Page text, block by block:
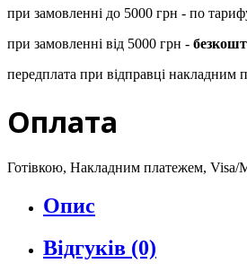
при замовленні до 5000 грн - по
при замовленні від 5000 грн -
передплата при відправці накладним
Оплата
Готівкою, Накладним платежем, Visa/
Опис
Відгуків (0)